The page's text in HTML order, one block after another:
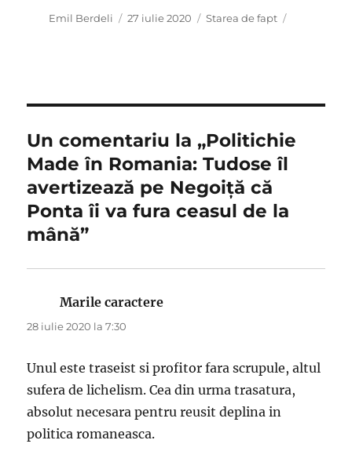
Autor
Emil Berdeli
Publicat
27 iulie 2020 Categorii
Starea de fapt
Un comentariu la „Politichie
Made în Romania: Tudose îl
avertizează pe Negoiţă că
Ponta îi va fura ceasul de la
mână”
Marile caractere
28 iulie 2020 la 7:30
Unul este traseist si profitor fara scrupule, altul
sufera de lichelism. Cea din urma trasatura,
absolut necesara pentru reusit deplina in
politica romaneasca.